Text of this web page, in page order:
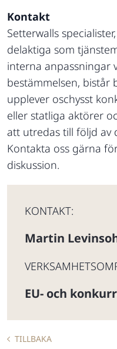
Kontakt
Setterwalls
delaktiga som
interna anpassningar
bestämmelsen, bistår
upplever oschysst
eller statliga aktörer
att utredas till följd av
Kontakta oss gärna
diskussion.
KONTAKT:
Martin
EU- och
TILLBAKA